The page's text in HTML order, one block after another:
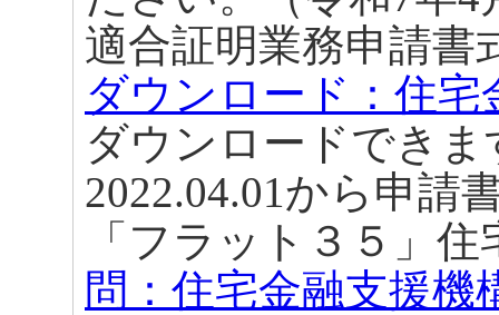
適合証明業務申請書
ダウンロード： 住宅
ダウンロードできま
2022.04.01から申請
「フラット３５」
問： 住宅金融支援機